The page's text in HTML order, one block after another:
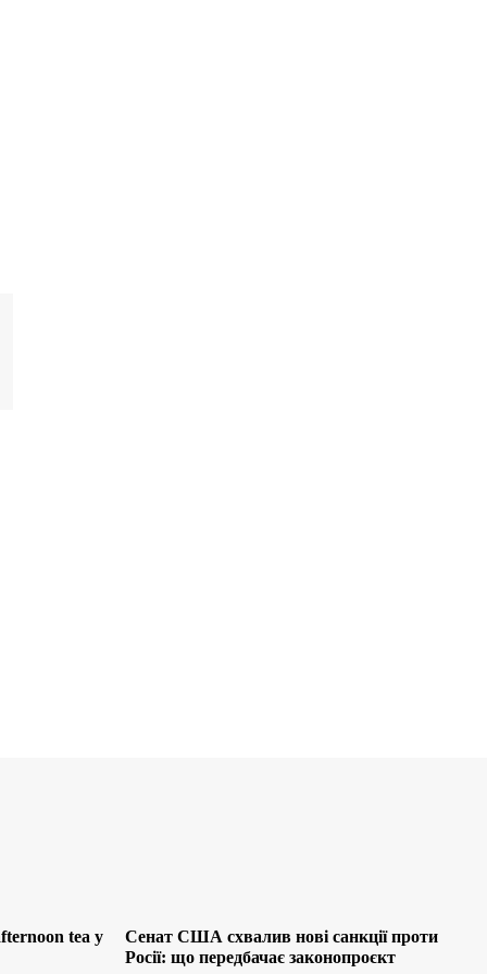
tea у
Сенат США схвалив нові санкції проти
Росії: що передбачає законопроєкт